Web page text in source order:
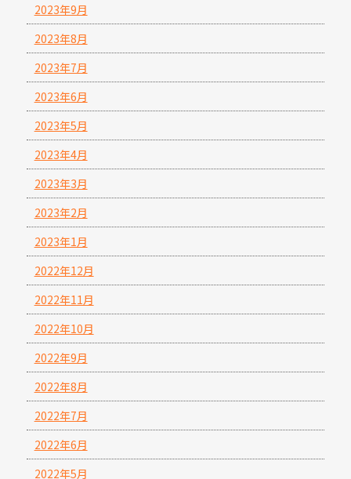
2023年9月
2023年8月
2023年7月
2023年6月
2023年5月
2023年4月
2023年3月
2023年2月
2023年1月
2022年12月
2022年11月
2022年10月
2022年9月
2022年8月
2022年7月
2022年6月
2022年5月